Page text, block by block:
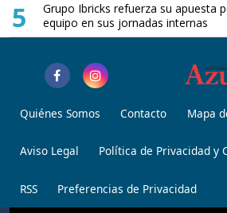
5
Grupo Ibricks refuerza su apuesta
equipo en sus jornadas internas
Quiénes Somos Contacto Mapa
Aviso Legal Política de Privacidad y
RSS Preferencias de Privacidad